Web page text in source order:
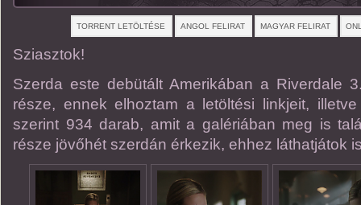
TORRENT LETÖLTÉSE ANGOL FELIRAT MAGYAR FELIRAT
Sziasztok!
Szerda este debütált Amerikában a Riverdale
része, ennek elhoztam a letöltési linkjeit,
szerint 934 darab, amit a galériában meg is
része jövőhét szerdán érkezik, ehhez láthatjátok